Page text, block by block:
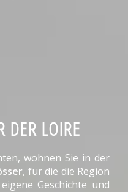
DER LOIRE
wohnen Sie in der
, für die die Region
Geschichte und